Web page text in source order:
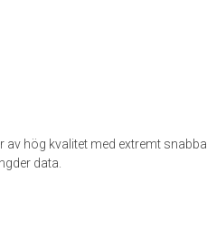
av hög kvalitet med extremt snabba
data.